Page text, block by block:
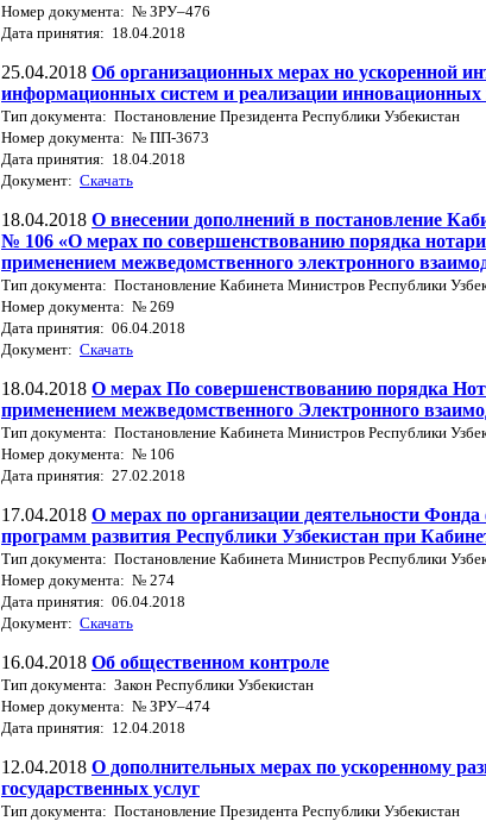
Номер документа: № ЗРУ–476
Дата принятия: 18.04.2018
25.04.2018 Об организационных мерах но ускоренной
информационных систем и реализации инновационных
Тип документа: Постановление Президента Республики Узбекистан
Номер документа: № ПП-3673
Дата принятия: 18.04.2018
Документ: Скачать
18.04.2018 О внесении дополнений в постановление
№ 106 «О мерах по совершенствованию порядка
применением межведомственного электронного
Тип документа: Постановление Кабинета Министров Республики
Номер документа: № 269
Дата принятия: 06.04.2018
Документ: Скачать
18.04.2018 О мерах По совершенствованию порядка
применением межведомственного Электронного
Тип документа: Постановление Кабинета Министров Республики
Номер документа: № 106
Дата принятия: 27.02.2018
17.04.2018 О мерах по организации деятельности
программ развития Республики Узбекистан при
Тип документа: Постановление Кабинета Министров Республики
Номер документа: № 274
Дата принятия: 06.04.2018
Документ: Скачать
16.04.2018 Об общественном контроле
Тип документа: Закон Республики Узбекистан
Номер документа: № ЗРУ–474
Дата принятия: 12.04.2018
12.04.2018 О дополнительных мерах по ускоренному
государственных услуг
Тип документа: Постановление Президента Республики Узбекистан